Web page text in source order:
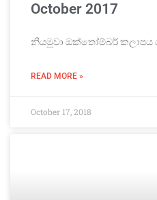
October 2017
නියමුවා ඔක්තෝම්බර්
READ MORE »
October 17, 2018